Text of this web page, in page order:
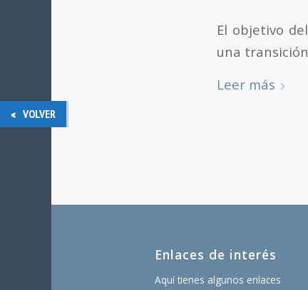
El objetivo
una
Leer más
Enlaces de interés
Aquí tienes algunos enlaces
VOLVER